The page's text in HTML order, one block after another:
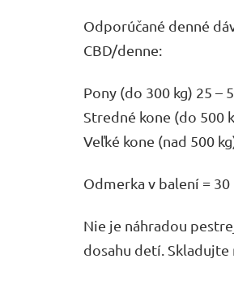
Odporúčané denné
CBD/denne:
Pony (do 300 kg) 25 –
Stredné kone (do 500
Veľké kone (nad 500
Odmerka v balení = 30
Nie je náhradou
dosahu detí. Skladujte